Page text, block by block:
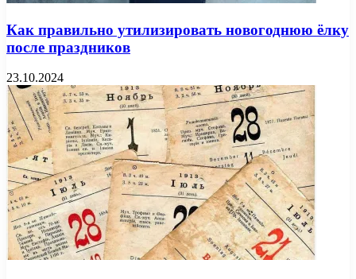
Как правильно утилизировать новогоднюю ёлку
после праздников
23.10.2024